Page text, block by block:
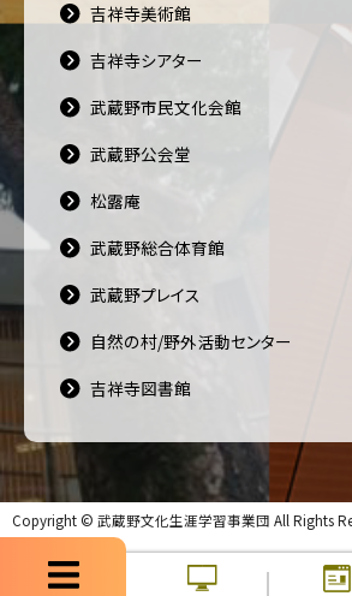
吉祥寺美術館
吉祥寺シアター
武蔵野市民文化会館
武蔵野公会堂
松露庵
武蔵野総合体育館
武蔵野プレイス
自然の村/野外活動センター
吉祥寺図書館
Copyright © 武蔵野文化生涯学習事業団 All Rights